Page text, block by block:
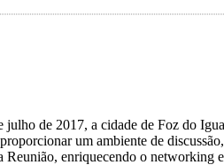
julho de 2017, a cidade de Foz do
um ambiente de
Reunião, enriquecendo o networking